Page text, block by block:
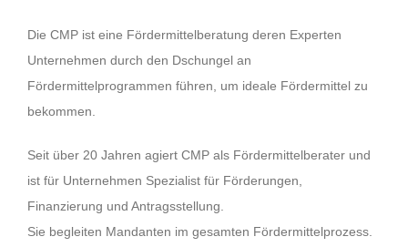
Die CMP ist eine Fördermittelberatung deren Experten
Unternehmen durch den Dschungel an
Fördermittelprogrammen führen, um ideale Fördermittel zu
bekommen.
Seit über 20 Jahren agiert CMP als Fördermittelberater und
ist für Unternehmen Spezialist für Förderungen,
Finanzierung und Antragsstellung.
Sie begleiten Mandanten im gesamten Fördermittelprozess.